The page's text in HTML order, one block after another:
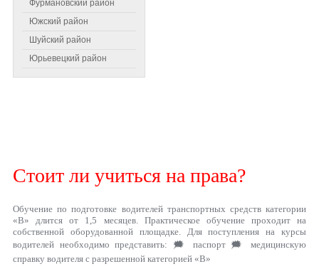
Фурмановский район
Южский район
Шуйский район
Юрьевецкий район
Стоит ли учиться на права?
Обучение по подготовке водителей транспортных средств категории
«B» длится от 1,5 месяцев. Практическое обучение проходит на
собственной оборудованной площадке. Для поступления на курсы
водителей необходимо представить: 🗯 паспорт 🗯 медицинскую
справку водителя с разрешенной категорией «В»